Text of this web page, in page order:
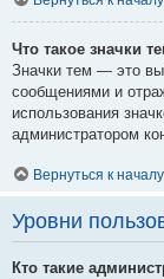
Что такое значки
Значки тем — это
сообщениями и
использования
администратором
Вернуться к началу
Уровни
Кто такие